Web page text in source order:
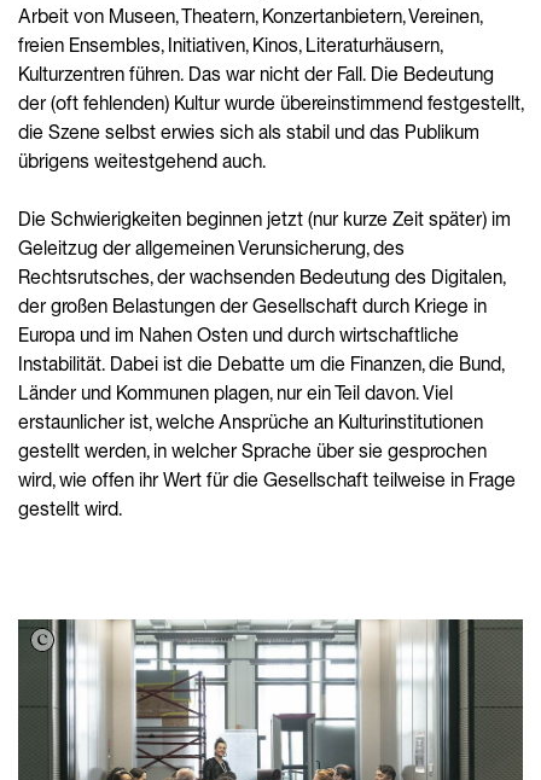
Arbeit von Museen, Theatern, Konzertanbietern, Vereinen,
freien Ensembles, Initiativen, Kinos, Literaturhäusern,
Kulturzentren führen. Das war nicht der Fall. Die Bedeutung
der (oft fehlenden) Kultur wurde übereinstimmend festgestellt,
die Szene selbst erwies sich als stabil und das Publikum
übrigens weitestgehend auch.
Die Schwierigkeiten beginnen jetzt (nur kurze Zeit später) im
Geleitzug der allgemeinen Verunsicherung, des
Rechtsrutsches, der wachsenden Bedeutung des Digitalen,
der großen Belastungen der Gesellschaft durch Kriege in
Europa und im Nahen Osten und durch wirtschaftliche
Instabilität. Dabei ist die Debatte um die Finanzen, die Bund,
Länder und Kommunen plagen, nur ein Teil davon. Viel
erstaunlicher ist, welche Ansprüche an Kulturinstitutionen
gestellt werden, in welcher Sprache über sie gesprochen
wird, wie offen ihr Wert für die Gesellschaft teilweise in Frage
gestellt wird.